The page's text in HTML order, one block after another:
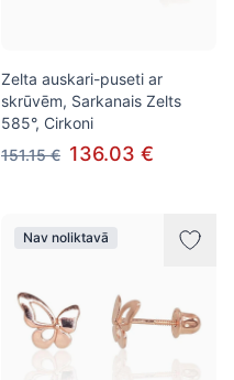
Zelta auskari-puseti ar
skrūvēm, Sarkanais Zelts
585°, Cirkoni
151.15 € 136.03 €
Nav noliktavā